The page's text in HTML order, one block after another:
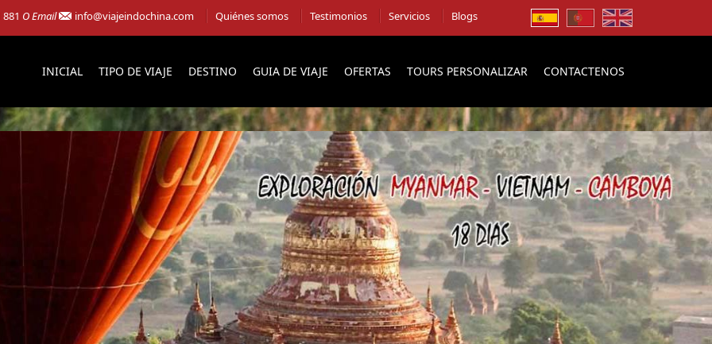
O Email info@viajeindochina.com Quiénes somos Testimonios Servicios Blogs
INICIAL TIPO DE VIAJE DESTINO GUIA DE VIAJE OFERTAS TOURS PERSONALIZAR CONTACTENOS